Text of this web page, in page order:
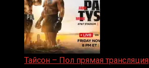
Тайсон – Пол прямая трансляция